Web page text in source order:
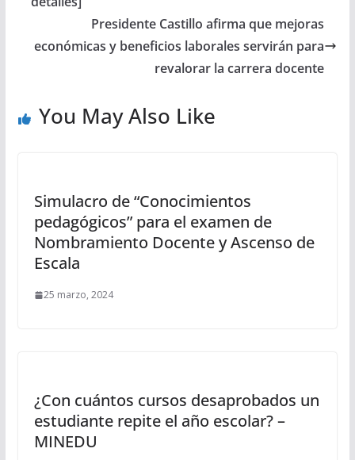
Presidente Castillo afirma que mejoras
económicas y beneficios laborales servirán para
revalorar la carrera docente
You May Also Like
Simulacro de “Conocimientos
pedagógicos” para el examen de
Nombramiento Docente y Ascenso de
Escala
25 marzo, 2024
¿Con cuántos cursos desaprobados un
estudiante repite el año escolar? –
MINEDU